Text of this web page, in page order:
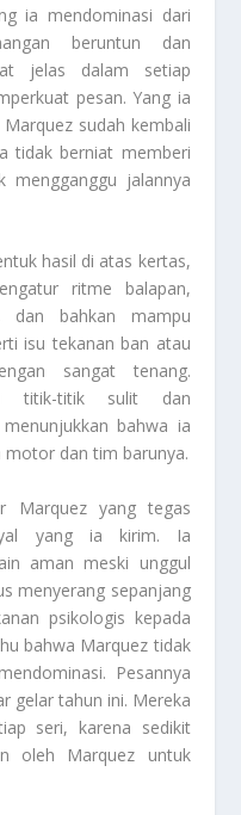
ia mendominasi dari
beruntun dan
jelas dalam setiap
pesan. Yang ia
sudah kembali
tidak berniat memberi
mengganggu jalannya
hasil di atas kertas,
ritme balapan,
dan bahkan mampu
isu tekanan ban atau
sangat tenang.
titik-titik sulit dan
bahwa ia
motor dan tim barunya.
Marquez yang tegas
yang ia kirim. Ia
aman meski unggul
menyerang sepanjang
psikologis kepada
bahwa Marquez tidak
Pesannya
gelar tahun ini. Mereka
seri, karena sedikit
oleh Marquez untuk